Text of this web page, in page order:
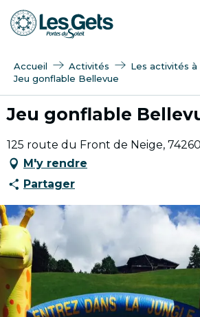
Aller
au
Accueil Activités
Les activités à
Jeu gonflable Bellevue
Jeu gonflable
125 route du Front de Neige,
M'y rendre
Partager